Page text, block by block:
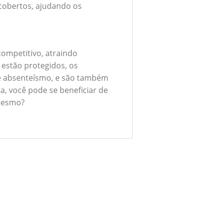
ajudando os
atraindo
protegidos, os
e são também
você pode se beneficiar de